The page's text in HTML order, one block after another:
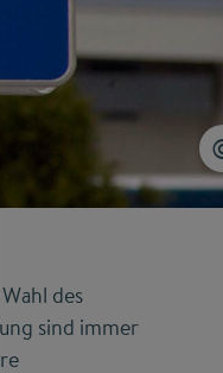
Wahl des
sind immer